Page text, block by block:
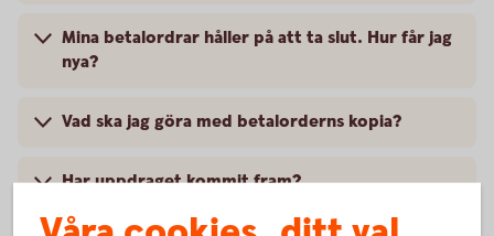
Mina betalordrar håller på att ta slut. Hur får jag
nya?
Vad ska jag göra med betalorderns kopia?
Har uppdraget kommit fram?